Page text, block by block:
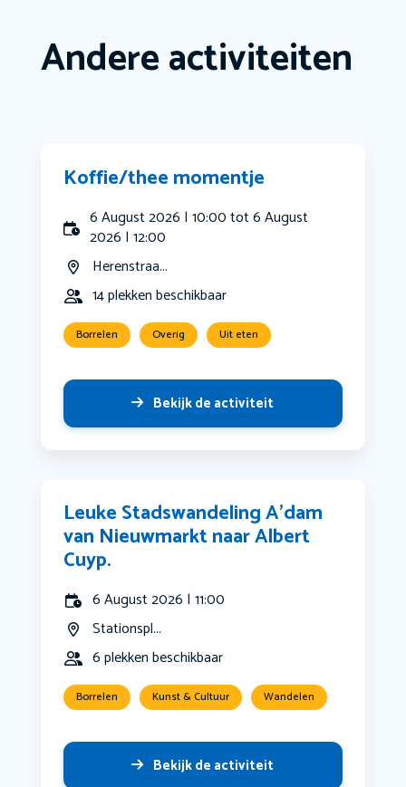
Andere activiteiten
Koffie/thee momentje
6 August 2026 | 10:00 tot 6 August
2026 | 12:00
Herenstraa...
14 plekken beschikbaar
Borrelen Overig Uit eten
Bekijk de activiteit
Leuke Stadswandeling A’dam
van Nieuwmarkt naar Albert
Cuyp.
6 August 2026 | 11:00
Stationspl...
6 plekken beschikbaar
Borrelen Kunst & Cultuur Wandelen
Bekijk de activiteit